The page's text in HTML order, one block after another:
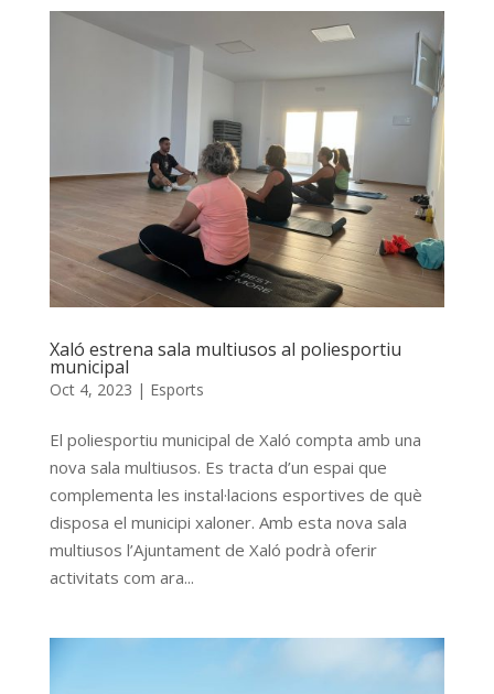
Xaló estrena sala multiusos al poliesportiu
municipal
Oct 4, 2023 | Esports
El poliesportiu municipal de Xaló compta amb una
nova sala multiusos. Es tracta d’un espai que
complementa les instal·lacions esportives de què
disposa el municipi xaloner. Amb esta nova sala
multiusos l’Ajuntament de Xaló podrà oferir
activitats com ara...